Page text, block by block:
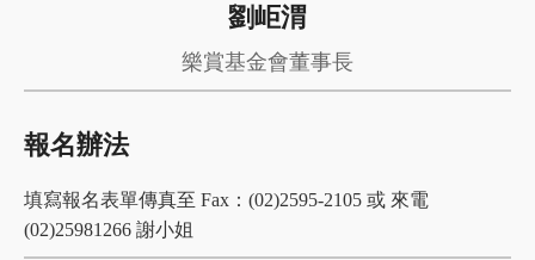
劉岠渭
樂賞基金會董事長
報名辦法
填寫報名表單傳真至 Fax：(02)2595-2105 或 來電
(02)25981266 謝小姐